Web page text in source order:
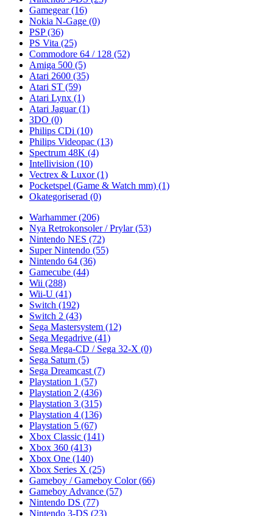
Gamegear(16)
Nokia N-Gage (0)
PSP(36)
PS Vita (25)
Commodore 64 / 128 (52)
Amiga 500 (5)
Atari 2600 (35)
Atari ST (59)
Atari Lynx (1)
Atari Jaguar(1)
3DO (0)
Philips CDi (10)
Philips Videopac (13)
Spectrum 48K (4)
Intellivision (10)
Vectrex & Luxor(1)
Pocketspel (Game & Watch mm) (1)
Okategoriserad (0)
Warhammer(206)
Nya Retrokonsoler / Prylar(53)
Nintendo NES (72)
Super Nintendo (55)
Nintendo 64 (36)
Gamecube (44)
Wii (288)
Wii-U (41)
Switch (192)
Switch 2 (43)
Sega Mastersystem (12)
Sega Megadrive (41)
Sega Mega-CD / Sega 32-X (0)
Sega Saturn (5)
Sega Dreamcast (7)
Playstation 1 (57)
Playstation 2 (436)
Playstation 3 (315)
Playstation 4 (136)
Playstation 5 (67)
Xbox Classic (141)
Xbox 360 (413)
Xbox One (140)
Xbox Series X (25)
Gameboy / Gameboy Color(66)
Gameboy Advance (57)
Nintendo DS (77)
Nintendo 3-DS (23)